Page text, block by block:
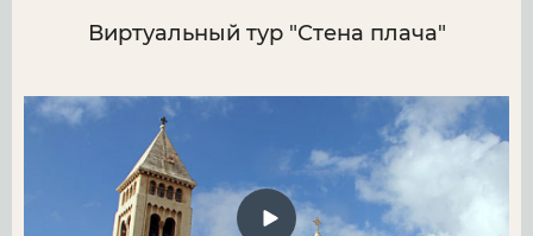
Виртуальный тур "Стена плача"